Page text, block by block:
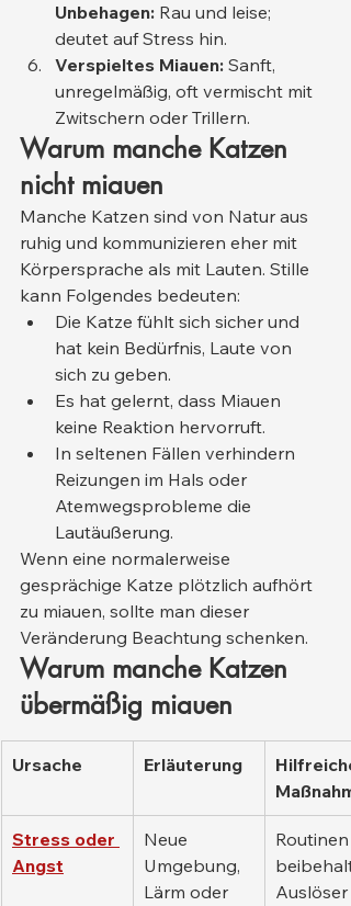
Unbehagen: Rau und leise;
deutet auf Stress hin.
Verspieltes Miauen: Sanft,
unregelmäßig, oft vermischt mit
Zwitschern oder Trillern.
Warum manche Katzen
nicht miauen
Manche Katzen sind von Natur aus
ruhig und kommunizieren eher mit
Körpersprache als mit Lauten. Stille
kann Folgendes bedeuten:
Die Katze fühlt sich sicher und
hat kein Bedürfnis, Laute von
sich zu geben.
Es hat gelernt, dass Miauen
keine Reaktion hervorruft.
In seltenen Fällen verhindern
Reizungen im Hals oder
Atemwegsprobleme die
Lautäußerung.
Wenn eine normalerweise
gesprächige Katze plötzlich aufhört
zu miauen, sollte man dieser
Veränderung Beachtung schenken.
Warum manche Katzen
übermäßig miauen
Ursache Erläuterung
Hilfreiche
Stress oder
Angst
Neue
Umgebung,
Lärm oder
Routinen
Auslöser